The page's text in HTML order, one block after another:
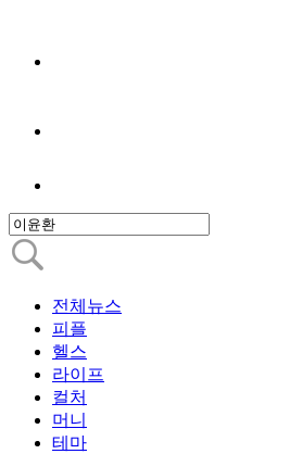
전체뉴스
피플
헬스
라이프
컬처
머니
테마